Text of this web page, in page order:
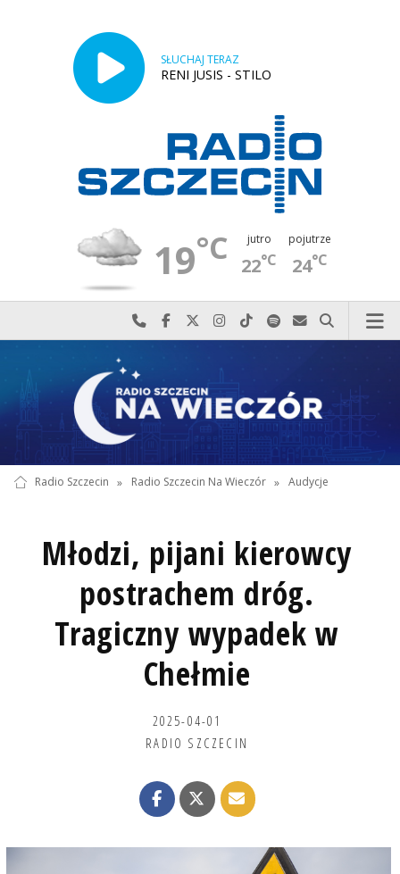
SŁUCHAJ TERAZ
RENI JUSIS - STILO
19°C jutro
22°C
pojutrze
24°C
Najlepiej po prostu do nas zadzwoń
Odwiedź nas na Facebook-u
Odwiedź nas na X
Odwiedź nas na Instagram-ie
Odwiedź nas na TikTok-u
Szukaj nas na Spotify
Wyślij do nas
Szukaj
Radio Szczecin » Radio Szczecin Na Wieczór » Audycje
Młodzi, pijani kierowcy
postrachem dróg.
Tragiczny wypadek w
Chełmie
2025-04-01
RADIO SZCZECIN